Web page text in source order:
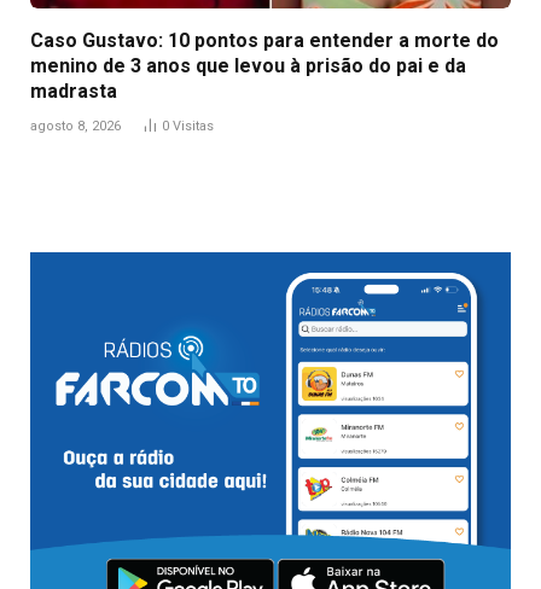
Caso Gustavo: 10 pontos para entender a morte do
menino de 3 anos que levou à prisão do pai e da
madrasta
agosto 8, 2026 0 Visitas